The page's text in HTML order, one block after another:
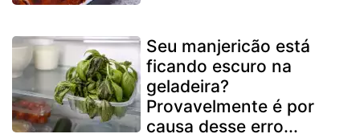
Seu manjericão está
ficando escuro na
geladeira?
Provavelmente é por
causa desse erro...